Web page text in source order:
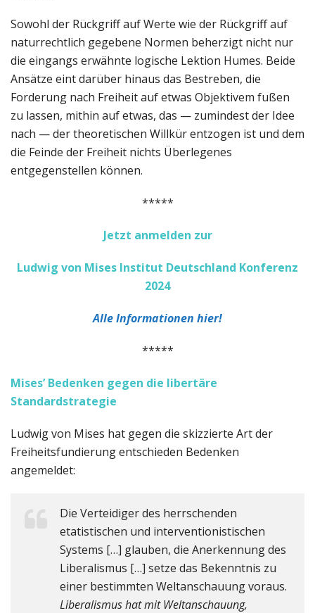
Sowohl der Rückgriff auf Werte wie der Rückgriff auf
naturrechtlich gegebene Normen beherzigt nicht nur
die eingangs erwähnte logische Lektion Humes. Beide
Ansätze eint darüber hinaus das Bestreben, die
Forderung nach Freiheit auf etwas Objektivem fußen
zu lassen, mithin auf etwas, das — zumindest der Idee
nach — der theoretischen Willkür entzogen ist und dem
die Feinde der Freiheit nichts Überlegenes
entgegenstellen können.
*****
Jetzt anmelden zur
Ludwig von Mises Institut Deutschland Konferenz
2024
Alle Informationen hier!
*****
Mises’ Bedenken gegen die libertäre
Standardstrategie
Ludwig von Mises hat gegen die skizzierte Art der
Freiheitsfundierung entschieden Bedenken
angemeldet:
Die Verteidiger des herrschenden
etatistischen und interventionistischen
Systems […] glauben, die Anerkennung des
Liberalismus […] setze das Bekenntnis zu
einer bestimmten Weltanschauung voraus.
Liberalismus hat mit Weltanschauung,